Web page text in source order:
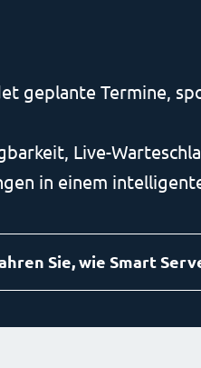
geplante Termine,
Live-
in einem
Sie, wie Smart